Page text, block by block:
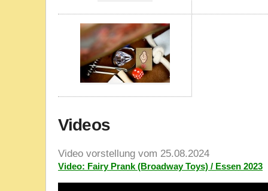
Videos
Video vorstellung vom 25.08.2024
Video: Fairy Prank (Broadway Toys) / Essen 2023